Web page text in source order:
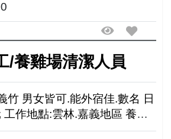
/養雞場清潔人員
竹 男女皆可.能外宿佳.數名 日
作地點:雲林.嘉義地區 養雞
1200-2000元